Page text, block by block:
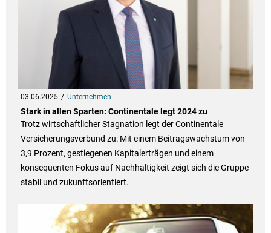
03.06.2025 Unternehmen
Stark in allen Sparten: Continentale legt 2024 zu
Trotz wirtschaftlicher Stagnation legt der Continentale
Versicherungsverbund zu: Mit einem Beitragswachstum von
3,9 Prozent, gestiegenen Kapitalerträgen und einem
konsequenten Fokus auf Nachhaltigkeit zeigt sich die Gruppe
stabil und zukunftsorientiert.